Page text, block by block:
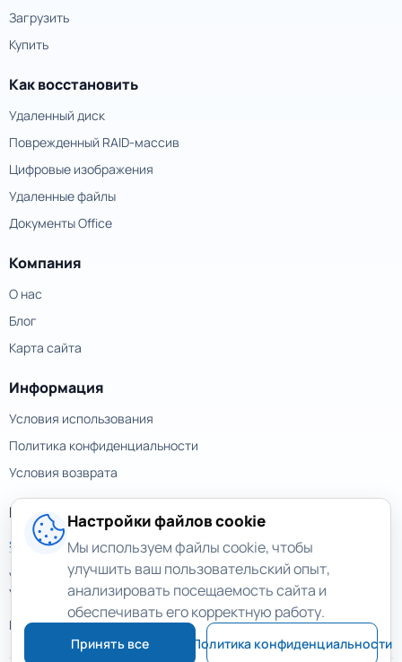
Загрузить
Купить
Как восстановить
Удаленный диск
Поврежденный RAID-массив
Цифровые изображения
Удаленные файлы
Документы Office
Компания
О нас
Блог
Карта сайта
Информация
Условия использования
Политика конфиденциальности
Условия возврата
Контакты
support@magicuneraser.com
ул. Большая Васильковская, 77а
Украина, Киев
Еще контакты >
Настройки файлов cookie
Мы используем файлы cookie, чтобы
улучшить ваш пользовательский опыт,
анализировать посещаемость сайта и
обеспечивать его корректную работу.
Принять все Политика конфиденциальности